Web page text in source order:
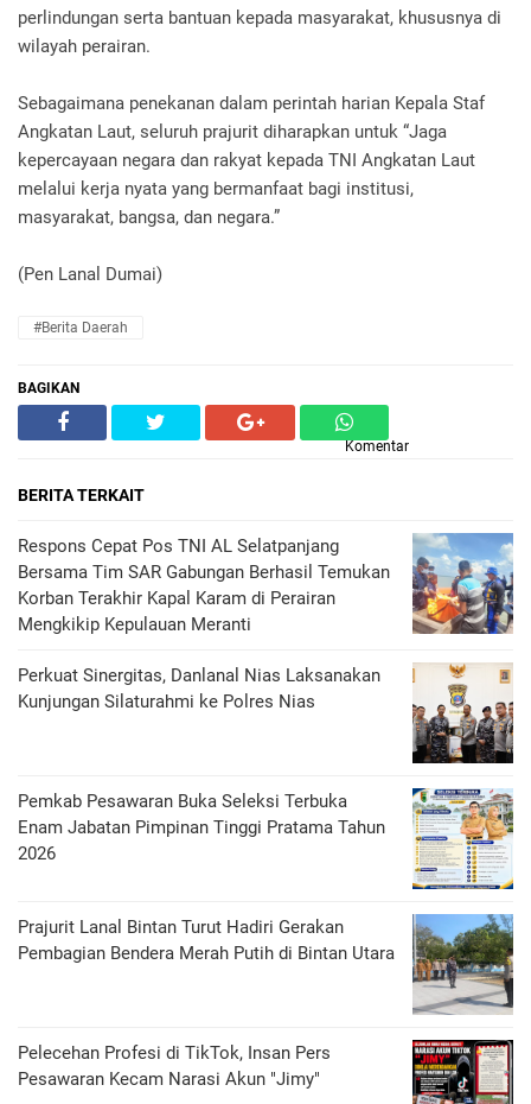
perlindungan serta bantuan kepada masyarakat, khususnya di
wilayah perairan.
Sebagaimana penekanan dalam perintah harian Kepala Staf
Angkatan Laut, seluruh prajurit diharapkan untuk “Jaga
kepercayaan negara dan rakyat kepada TNI Angkatan Laut
melalui kerja nyata yang bermanfaat bagi institusi,
masyarakat, bangsa, dan negara.”
(Pen Lanal Dumai)
#Berita Daerah
BAGIKAN
Komentar
BERITA TERKAIT
Respons Cepat Pos TNI AL Selatpanjang
Bersama Tim SAR Gabungan Berhasil Temukan
Korban Terakhir Kapal Karam di Perairan
Mengkikip Kepulauan Meranti
Perkuat Sinergitas, Danlanal Nias Laksanakan
Kunjungan Silaturahmi ke Polres Nias
Pemkab Pesawaran Buka Seleksi Terbuka
Enam Jabatan Pimpinan Tinggi Pratama Tahun
2026
Prajurit Lanal Bintan Turut Hadiri Gerakan
Pembagian Bendera Merah Putih di Bintan Utara
Pelecehan Profesi di TikTok, Insan Pers
Pesawaran Kecam Narasi Akun "Jimy"